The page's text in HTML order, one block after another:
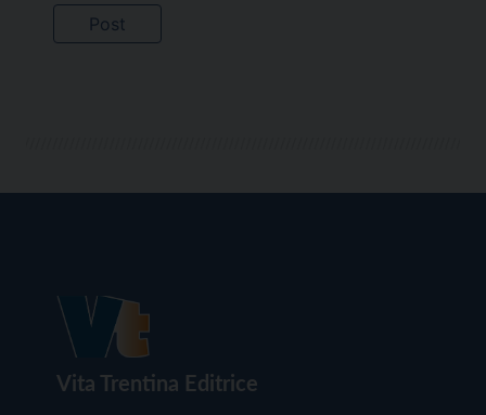
Vita Trentina Editrice